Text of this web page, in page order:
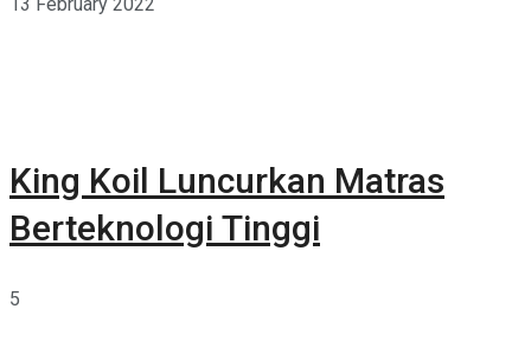
King Koil Luncurkan Matras
Berteknologi Tinggi
5